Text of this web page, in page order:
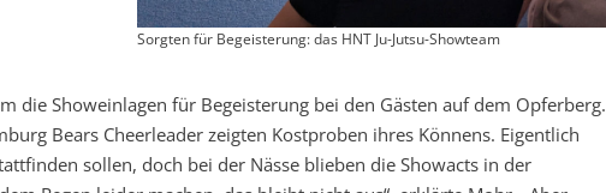
Sorgten für Begeisterung: das HNT Ju-Jutsu-Showteam
die Showeinlagen für Begeisterung bei den Gästen auf dem Opferberg.
Bears Cheerleader zeigten Kostproben ihres Könnens. Eigentlich
sollen, doch bei der Nässe blieben die Showacts in der